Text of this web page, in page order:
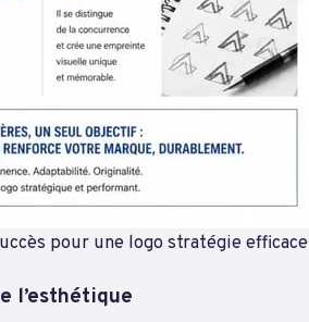
pour une logo stratégie efficace
l’esthétique